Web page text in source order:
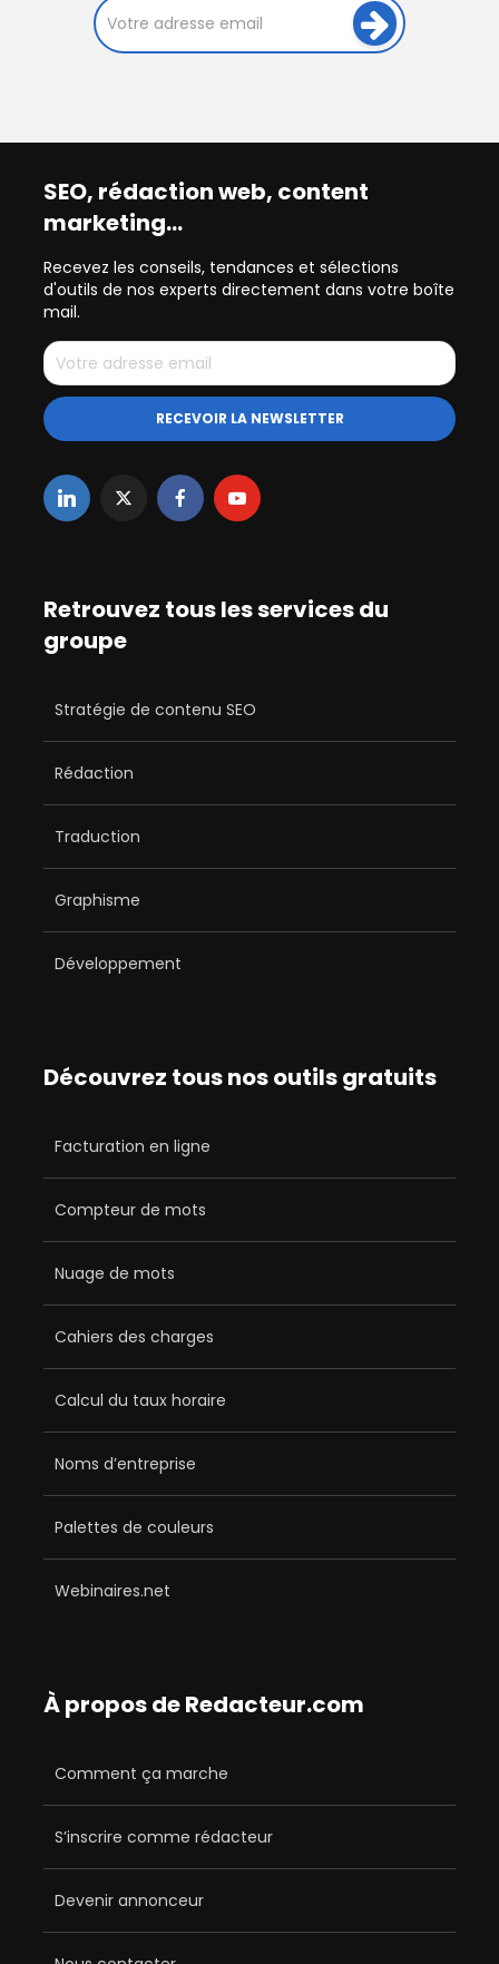
SEO, rédaction web, content
marketing…
Recevez les conseils, tendances et sélections
d'outils de nos experts directement dans votre boîte
mail.
Retrouvez tous les services du
groupe
Stratégie de contenu SEO
Rédaction
Traduction
Graphisme
Développement
Découvrez tous nos outils gratuits
Facturation en ligne
Compteur de mots
Nuage de mots
Cahiers des charges
Calcul du taux horaire
Noms d’entreprise
Palettes de couleurs
Webinaires.net
À propos de Redacteur.com
Comment ça marche
S’inscrire comme rédacteur
Devenir annonceur